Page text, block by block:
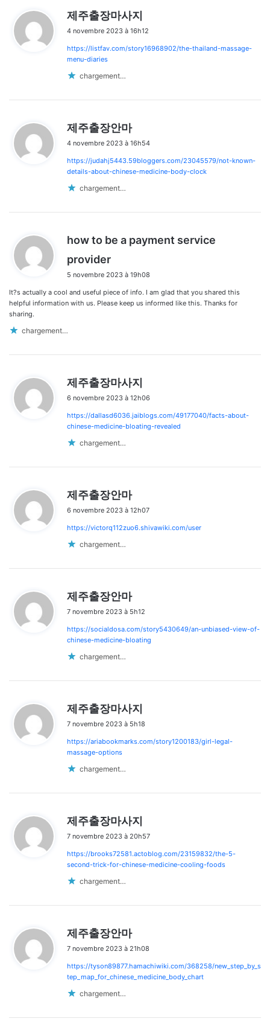
제주출장마사지
t
4 novembre 2023 à 16h12
https://listfav.com/story16968902/the-thailand-massage-
menu-diaries
chargement…
제주출장안마
t
:
4 novembre 2023 à 16h54
https://judahj5443.59bloggers.com/23045579/not-known-
details-about-chinese-medicine-body-clock
chargement…
how to be a payment service
provider
t
:
5 novembre 2023 à 19h08
It?s actually a cool and useful piece of info. I am glad that you shared this
helpful information with us. Please keep us informed like this. Thanks for
sharing.
chargement…
제주출장마사지
t
:
6 novembre 2023 à 12h06
https://dallasd6036.jaiblogs.com/49177040/facts-about-
chinese-medicine-bloating-revealed
chargement…
제주출장안마
t
6 novembre 2023 à 12h07
https://victorq112zuo6.shivawiki.com/user
chargement…
제주출장안마
t
:
7 novembre 2023 à 5h12
https://socialdosa.com/story5430649/an-unbiased-view-of-
chinese-medicine-bloating
chargement…
제주출장마사지
t
7 novembre 2023 à 5h18
https://ariabookmarks.com/story1200183/girl-legal-
massage-options
chargement…
제주출장마사지
t
:
7 novembre 2023 à 20h57
https://brooks72581.actoblog.com/23159832/the-5-
second-trick-for-chinese-medicine-cooling-foods
chargement…
제주출장안마
t
:
7 novembre 2023 à 21h08
https://tyson89877.hamachiwiki.com/368258/new_step_by_s
tep_map_for_chinese_medicine_body_chart
chargement…